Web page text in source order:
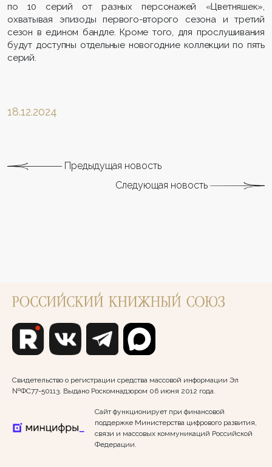
по 10 серий от разных персонажей «Цветняшек»,
охватывая эпизоды первого-второго сезона и третий
сезон в едином бандле. Кроме того, для прослушивания
будут доступны отдельные новогодние коллекции по пять
серий.
18.12.2024
Предыдущая новость
Следующая новость
Свидетельство о регистрации средства массовой информации Эл
№ФС77-50113. Выдано Роскомнадзором 06 июня 2012 года.
Сайт функционирует при финансовой
поддержке Министерства цифрового развития,
связи и массовых коммуникаций Российской
Федерации.